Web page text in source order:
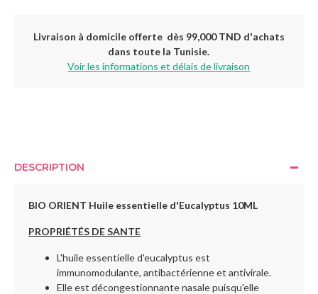
Livraison à domicile offerte dès 99,000 TND d'achats
dans toute la Tunisie.
Voir les informations et délais de livraison
DESCRIPTION
BIO ORIENT Huile essentielle d'Eucalyptus 10ML
PROPRIÉTÉS DE SANTE
L'huile essentielle d'eucalyptus est
immunomodulante, antibactérienne et antivirale.
Elle est décongestionnante nasale puisqu'elle